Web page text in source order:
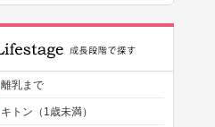
離乳まで
キトン（1歳未満）